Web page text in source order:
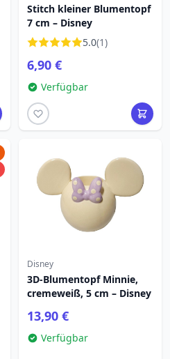
Stitch kleiner Blumentopf
7 cm – Disney
5.0(1)
6,90 €
Verfügbar
Disney
3D-Blumentopf Minnie,
cremeweiß, 5 cm – Disney
13,90 €
Verfügbar